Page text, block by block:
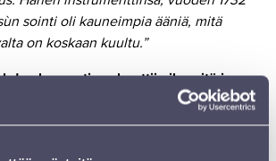
sointi oli kauneimpia ääniä, mitä
on koskaan kuultu.”
konsertissa koettiin ihmeitä ja